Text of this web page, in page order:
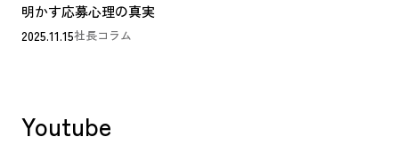
明かす応募心理の真実
2025.11.15社長コラム
Youtube